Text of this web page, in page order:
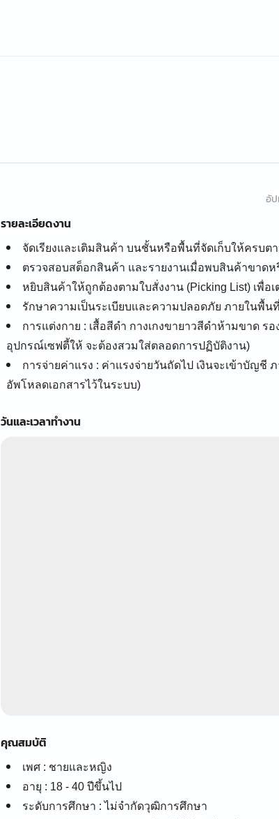
อัป
รายละเอียดงาน
จัดเรียงและเติมสินค้า บนชั้นหรือพื้นที่จัดเก็บให้ครบ
ตรวจสอบสต็อกสินค้า และรายงานเมื่อพบสินค้าขาดห
หยิบสินค้าให้ถูกต้องตามใบสั่งงาน (Picking List) เพื่อ
รักษาความเป็นระเบียบและความปลอดภัย ภายในพื้น
การแต่งกาย : เสื้อสีดำ กางเกงขายาวสีดำห้ามขาด ร
อุปกรณ์เซฟตี้ให้ จะต้องสวมใส่ตลอดการปฏิบัติงาน)
การจ่ายค่าแรง : ค่าแรงจ่ายวันถัดไป เงินจะเข้าบัญ
อัพโหลดเอกสารไว้ในระบบ)
วันและเวลาทำงาน
คุณสมบัติ
เพศ : ชายและหญิง
อายุ : 18 - 40 ปีขึ้นไป
ระดับการศึกษา : ไม่จำกัดวุฒิการศึกษา